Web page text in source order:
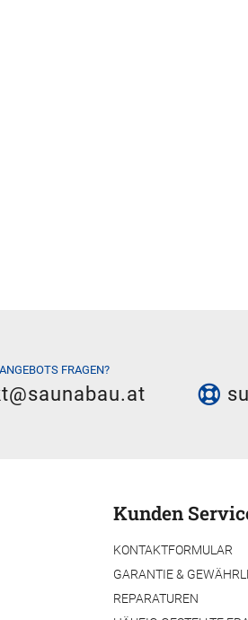
FRAGEN?
Kunden
KONTAKTFORMULAR
GARANTIE &
REPARATUREN